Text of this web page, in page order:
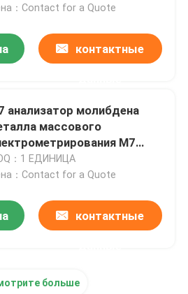
атомной абсорбции
флуоресцирования
：Contact for a Quote
контактные
анализатор молибдена
массового
M7
массовый
：1 ЕДИНИЦА
：Contact for a Quote
контактные
больше